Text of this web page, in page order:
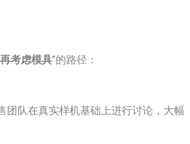
考虑模具”的路径：
团队在真实样机基础上进行讨论，大幅